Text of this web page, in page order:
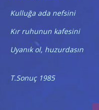
Kulluğa ada nefsini
Kır ruhunun kafesini
Uyanık ol, huzurdasın
T.Sonuç 1985